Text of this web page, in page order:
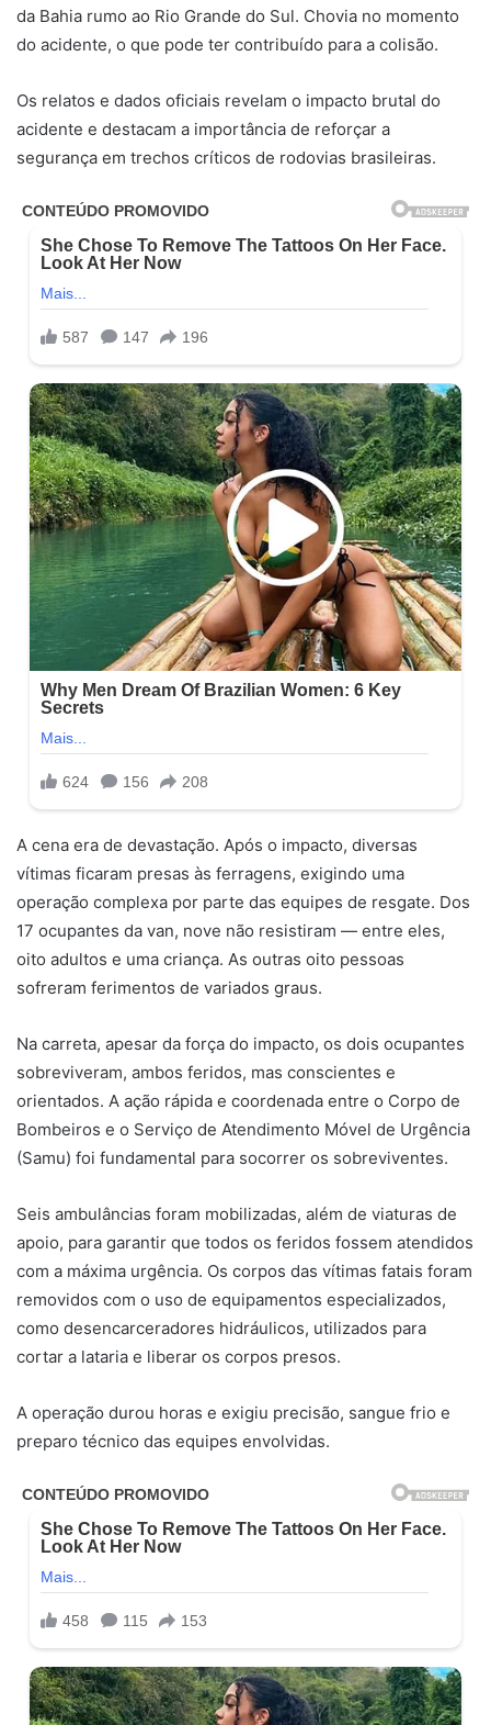
da Bahia rumo ao Rio Grande do Sul. Chovia no momento
do acidente, o que pode ter contribuído para a colisão.
Os relatos e dados oficiais revelam o impacto brutal do
acidente e destacam a importância de reforçar a
segurança em trechos críticos de rodovias brasileiras.
A cena era de devastação. Após o impacto, diversas
vítimas ficaram presas às ferragens, exigindo uma
operação complexa por parte das equipes de resgate. Dos
17 ocupantes da van, nove não resistiram — entre eles,
oito adultos e uma criança. As outras oito pessoas
sofreram ferimentos de variados graus.
Na carreta, apesar da força do impacto, os dois ocupantes
sobreviveram, ambos feridos, mas conscientes e
orientados. A ação rápida e coordenada entre o Corpo de
Bombeiros e o Serviço de Atendimento Móvel de Urgência
(Samu) foi fundamental para socorrer os sobreviventes.
Seis ambulâncias foram mobilizadas, além de viaturas de
apoio, para garantir que todos os feridos fossem atendidos
com a máxima urgência. Os corpos das vítimas fatais foram
removidos com o uso de equipamentos especializados,
como desencarceradores hidráulicos, utilizados para
cortar a lataria e liberar os corpos presos.
A operação durou horas e exigiu precisão, sangue frio e
preparo técnico das equipes envolvidas.